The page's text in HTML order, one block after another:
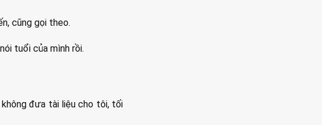
cũng gọi theo.
tuổi của mình rồi.
đưa tài liệu cho tôi, tối